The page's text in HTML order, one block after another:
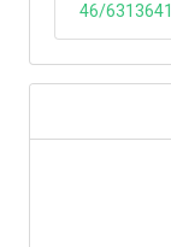
46/6313641